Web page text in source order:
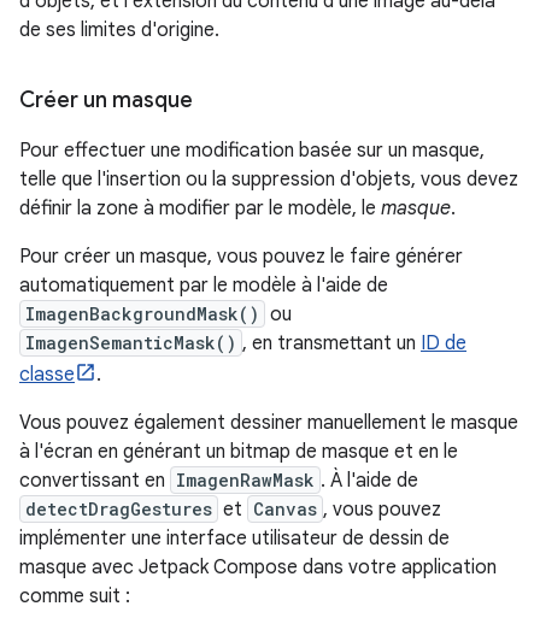
de ses limites d'origine.
Créer un masque
Pour effectuer une modification basée sur un masque,
telle que l'insertion ou la suppression d'objets, vous devez
définir la zone à modifier par le modèle, le masque.
Pour créer un masque, vous pouvez le faire générer
automatiquement par le modèle à l'aide de
ImagenBackgroundMask() ou
ImagenSemanticMask() , en transmettant un ID de
classe
.
Vous pouvez également dessiner manuellement le masque
à l'écran en générant un bitmap de masque et en le
convertissant en ImagenRawMask . À l'aide de
detectDragGestures et Canvas , vous pouvez
implémenter une interface utilisateur de dessin de
masque avec Jetpack Compose dans votre application
comme suit :